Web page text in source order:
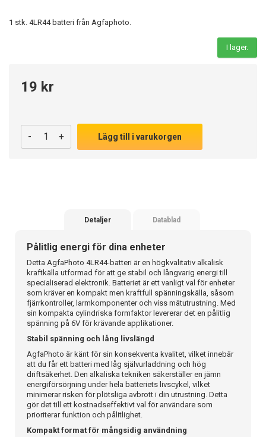
1 stk. 4LR44 batteri från Agfaphoto.
I lager.
19 kr
- + Lägg till i varukorgen
Detaljer Datablad
Pålitlig energi för dina enheter
Detta AgfaPhoto 4LR44-batteri är en högkvalitativ alkalisk
kraftkälla utformad för att ge stabil och långvarig energi till
specialiserad elektronik. Batteriet är ett vanligt val för enheter
som kräver en kompakt men kraftfull spänningskälla, såsom
fjärrkontroller, larmkomponenter och viss mätutrustning. Med
sin kompakta cylindriska formfaktor levererar det en pålitlig
spänning på 6V för krävande applikationer.
Stabil spänning och lång livslängd
AgfaPhoto är känt för sin konsekventa kvalitet, vilket innebär
att du får ett batteri med låg självurladdning och hög
driftsäkerhet. Den alkaliska tekniken säkerställer en jämn
energiförsörjning under hela batteriets livscykel, vilket
minimerar risken för plötsliga avbrott i din utrustning. Detta
gör det till ett kostnadseffektivt val för användare som
prioriterar funktion och pålitlighet.
Kompakt format för mångsidig användning